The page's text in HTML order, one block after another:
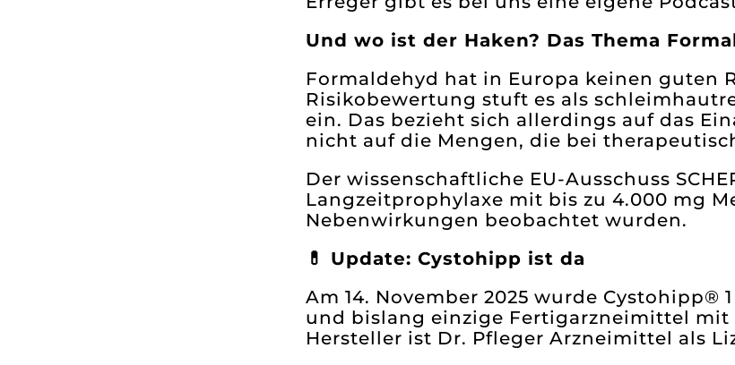
Und wo ist der Haken? Das Thema
Formaldehyd hat in Europa keinen guten
Risikobewertung stuft es als
ein. Das bezieht sich allerdings auf das
nicht auf die Mengen, die bei
Der wissenschaftliche EU-Ausschuss
Langzeitprophylaxe mit bis zu 4.000 mg
Nebenwirkungen beobachtet wurden.
💊 Update: Cystohipp ist da
Am 14. November 2025 wurde Cystohipp®
und bislang einzige Fertigarzneimittel
Hersteller ist Dr. Pfleger Arzneimittel als